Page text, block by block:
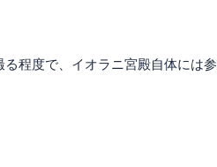
程度で、イオラニ宮殿自体には参